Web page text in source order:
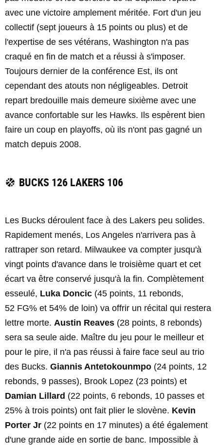
avec une victoire amplement méritée. Fort d'un jeu
collectif (sept joueurs à 15 points ou plus) et de
l'expertise de ses vétérans, Washington n'a pas
craqué en fin de match et a réussi à s'imposer.
Toujours dernier de la conférence Est, ils ont
cependant des atouts non négligeables. Detroit
repart bredouille mais demeure sixième avec une
avance confortable sur les Hawks. Ils espèrent bien
faire un coup en playoffs, où ils n'ont pas gagné un
match depuis 2008.
BUCKS 126 LAKERS 106
Les Bucks déroulent face à des Lakers peu solides.
Rapidement menés, Los Angeles n'arrivera pas à
rattraper son retard. Milwaukee va compter jusqu'à
vingt points d'avance dans le troisième quart et cet
écart va être conservé jusqu'à la fin. Complètement
esseulé, Luka Doncic (45 points, 11 rebonds,
52 FG% et 54% de loin) va offrir un récital qui restera
lettre morte. Austin Reaves (28 points, 8 rebonds)
sera sa seule aide. Maître du jeu pour le meilleur et
pour le pire, il n'a pas réussi à faire face seul au trio
des Bucks. Giannis Antetokounmpo (24 points, 12
rebonds, 9 passes), Brook Lopez (23 points) et
Damian Lillard (22 points, 6 rebonds, 10 passes et
25% à trois points) ont fait plier le slovène. Kevin
Porter Jr (22 points en 17 minutes) a été également
d'une grande aide en sortie de banc. Impossible à